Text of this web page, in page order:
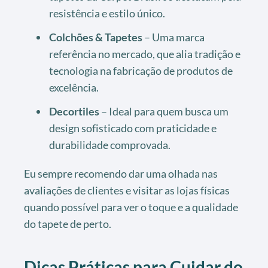
resistência e estilo único.
Colchões & Tapetes– Uma marca
referência no mercado, que alia tradição e
tecnologia na fabricação de produtos de
excelência.
Decortiles– Ideal para quem busca um
design sofisticado com praticidade e
durabilidade comprovada.
Eu sempre recomendo dar uma olhada nas
avaliações de clientes e visitar as lojas físicas
quando possível para ver o toque e a qualidade
do tapete de perto.